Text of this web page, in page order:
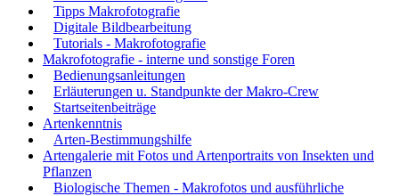
Tipps Makrofotografie
Digitale Bildbearbeitung
Tutorials - Makrofotografie
Makrofotografie - interne und sonstige Foren
Bedienungsanleitungen
Erläuterungen u. Standpunkte der Makro-Crew
Startseitenbeiträge
Artenkenntnis
Arten-Bestimmungshilfe
Artengalerie mit Fotos und Artenportraits von Insekten und
Pflanzen
Biologische Themen - Makrofotos und ausführliche